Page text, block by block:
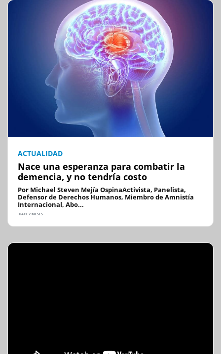
ACTUALIDAD
Nace una esperanza para combatir la
demencia, y no tendría costo
Por Michael Steven Mejía OspinaActivista, Panelista,
Defensor de Derechos Humanos, Miembro de Amnistía
Internacional, Abo...
HACE 2 MESES